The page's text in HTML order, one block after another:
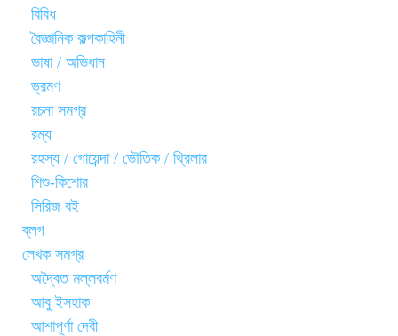
বিবিধ
বৈজ্ঞানিক কল্পকাহিনী
ভাষা / অভিধান
ভ্রমণ
রচনা সমগ্র
রম্য
রহস্য / গোয়েন্দা / ভৌতিক / থ্রিলার
শিশু-কিশোর
সিরিজ বই
ব্লগ
লেখক সমগ্র
অদ্বৈত মল্লবর্মণ
আবু ইসহাক
আশাপূর্ণা দেবী